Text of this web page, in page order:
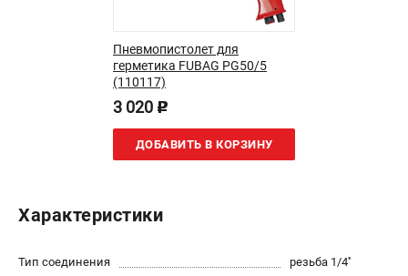
ПОЛЕЗНЫЕ СТАТЬИ
Как выбрать краскопульт?
Как выбрать мотопомпу?
Как выбрать бензопилу?
Как выбрать компрессор?
Как выбрать сварочный аппарат?
СВАРОЧНЫЕ АППАРАТЫ
Пневмопистолет для
герметика FUBAG PG50/5
(110117)
3 020 p
ДОБАВИТЬ В КОРЗИНУ
Характеристики
Тип соединения
резьба 1/4''